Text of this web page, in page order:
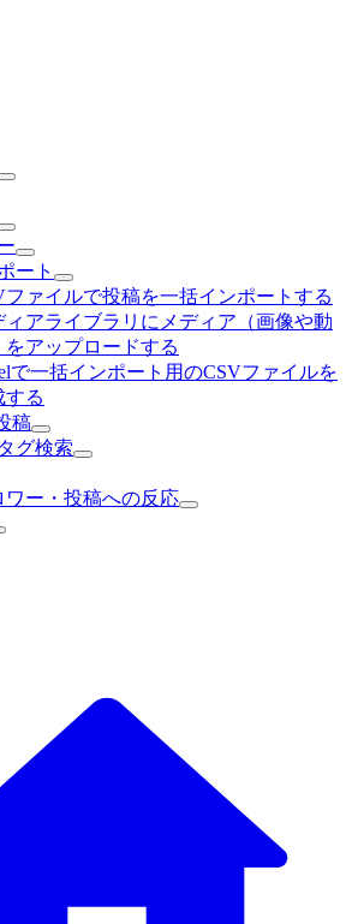
ート
ファイルで投稿を一括インポートする
ィアライブラリにメディア（画像や動
をアップロードする
で一括インポート用のCSVファイルを
する
稿
グ検索
ワー・投稿への反応